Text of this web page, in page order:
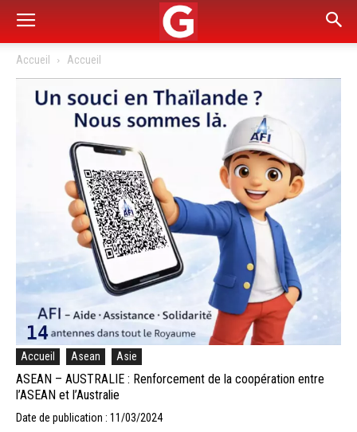
Accueil Accueil
Accueil Asean Asie
ASEAN – AUSTRALIE : Renforcement de la coopération entre
l’ASEAN et l’Australie
Date de publication : 11/03/2024